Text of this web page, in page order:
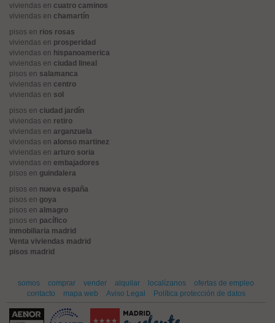
viviendas en cuatro caminos
viviendas en chamartín
pisos en rios rosas
viviendas en prosperidad
viviendas en hispanoamerica
viviendas en ciudad lineal
pisos en salamanca
viviendas en centro
viviendas en sol
pisos en ciudad jardín
viviendas en retiro
viviendas en arganzuela
viviendas en alonso martinez
viviendas en arturo soria
viviendas en embajadores
pisos en guindalera
pisos en nueva españa
pisos en goya
pisos en almagro
pisos en pacífico
inmobiliaria madrid
Venta viviendas madrid
pisos madrid
somos comprar vender alquilar localízanos
ofertas de empleo
contacto
mapa web Aviso Legal Política protección de datos